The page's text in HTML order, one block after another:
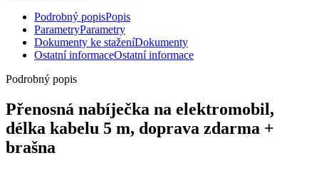
Podrobný popisPopis
ParametryParametry
Dokumenty ke staženíDokumenty
Ostatní informaceOstatní informace
Podrobný popis
Přenosná nabíječka na elektromobil,
délka kabelu 5 m, doprava zdarma +
brašna